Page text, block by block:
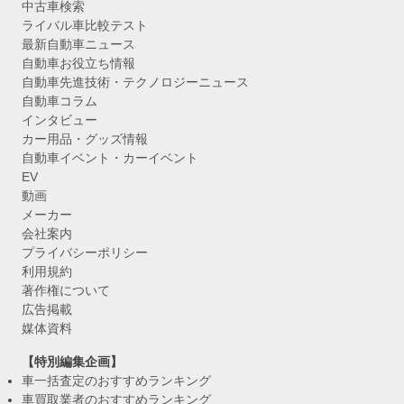
中古車検索
ライバル車比較テスト
最新自動車ニュース
自動車お役立ち情報
自動車先進技術・テクノロジーニュース
自動車コラム
インタビュー
カー用品・グッズ情報
自動車イベント・カーイベント
EV
動画
メーカー
会社案内
プライバシーポリシー
利用規約
著作権について
広告掲載
媒体資料
【特別編集企画】
車一括査定のおすすめランキング
車買取業者のおすすめランキング